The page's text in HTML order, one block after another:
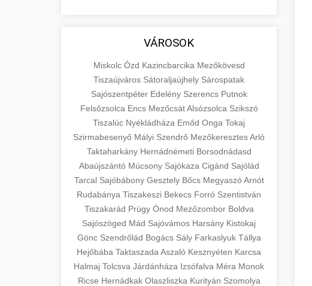
VÁROSOK
Miskolc Ózd Kazincbarcika Mezőkövesd
Tiszaújváros Sátoraljaújhely Sárospatak
Sajószentpéter Edelény Szerencs Putnok
Felsőzsolca Encs MezőcsátAlsózsolca Szikszó
Tiszalúc Nyékládháza Emőd Onga Tokaj
Szirmabesenyő Mályi Szendrő MezőkeresztesArló
Taktaharkány Hernádnémeti Borsodnádasd
Abaújszántó Múcsony Sajókaza Cigánd Sajólád
Tarcal Sajóbábony Gesztely Bőcs MegyaszóArnót
Rudabánya Tiszakeszi Bekecs Forró Szentistván
Tiszakarád Prügy Ónod Mezőzombor Boldva
Sajószöged Mád Sajóvámos Harsány Kistokaj
Gönc Szendrőlád Bogács Sály Farkaslyuk Tállya
Hejőbába Taktaszada Aszaló Kesznyéten Karcsa
Halmaj Tolcsva Járdánháza Izsófalva Méra Monok
Ricse Hernádkak Olaszliszka Kurityán Szomolya